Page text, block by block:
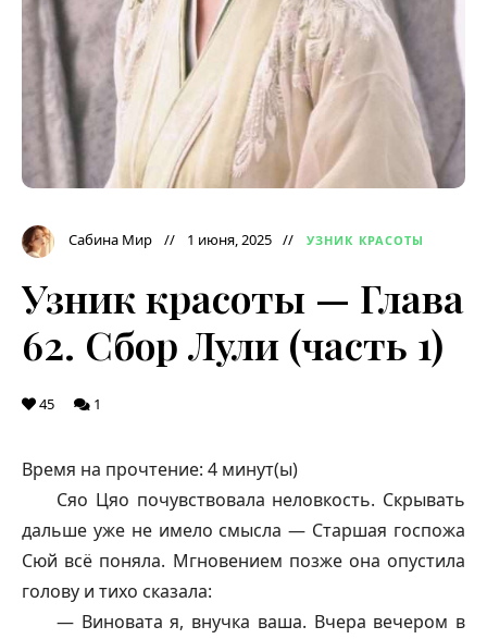
Сабина Мир 1 июня, 2025 УЗНИК КРАСОТЫ
Узник красоты — Глава
62. Сбор Лули (часть 1)
45 1
Время на прочтение: 4 минут(ы)
Сяо Цяо почувствовала неловкость. Скрывать
дальше уже не имело смысла — Старшая госпожа
Сюй всё поняла. Мгновением позже она опустила
голову и тихо сказала:
— Виновата я, внучка ваша. Вчера вечером в